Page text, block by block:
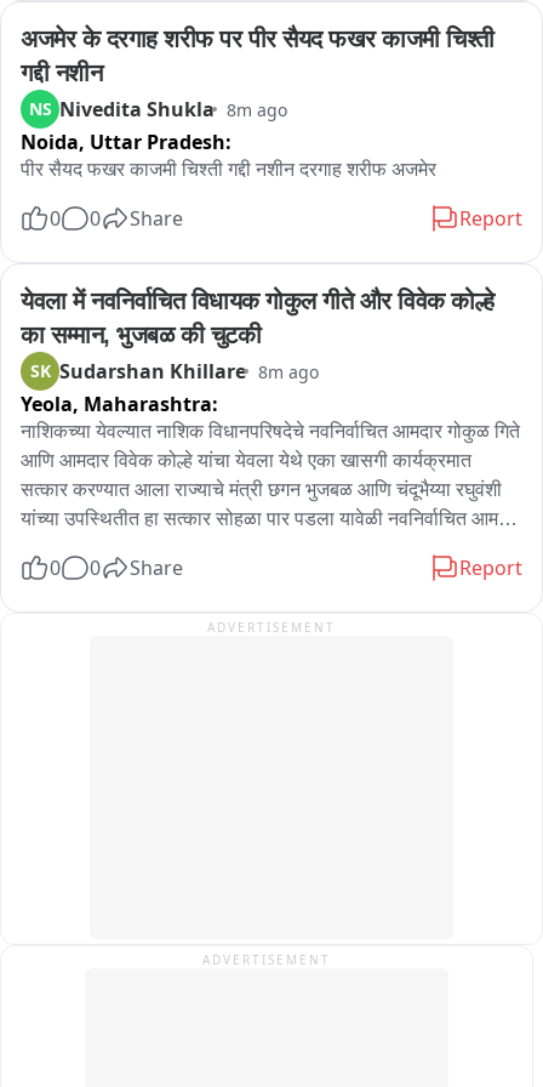
आपको बता दें कि दिल्ली सरकार ने 1 अगस्त को दिल्ली लक्ष्मी योजना पोर्टल
लॉन्च किया था।
दिल्ली सरकार के मुताबिक महिलाओं को इस योजना के तहत पहली किस्त
28 अगस्त रक्षा बंधन के मौके पर सीधे बैंक खाते में ट्रांसफर की जाएगी।
पूरी करने वाली महिलाओं को हर महीने 2500 रुपए देगी।
दिल्ली सरकार ने इस योजना के लिए बजट में 5100 करोड़ रुपए का
प्रावधान किया था।
अजमेर के दरगाह शरीफ पर पीर सैयद फखर काजमी चिश्ती
गद्दी नशीन
NS Nivedita Shukla 8m ago
Noida, Uttar Pradesh:
पीर सैयद फखर काजमी चिश्ती गद्दी नशीन दरगाह शरीफ अजमेर
0 0 Share Report
येवला में नवनिर्वाचित विधायक गोकुल गीते और विवेक कोल्हे
का सम्मान, भुजबळ की चुटकी
SK Sudarshan Khillare 8m ago
Yeola, Maharashtra:
नाशिकच्या येवल्यात नाशिक विधानपरिषदेचे नवनिर्वाचित आमदार गोकुळ गिते
आणि आमदार विवेक कोल्हे यांचा येवला येथे एका खासगी कार्यक्रमात
सत्कार करण्यात आला राज्याचे मंत्री छगन भुजबळ आणि चंदूभैय्या रघुवंशी
यांच्या उपस्थितीत हा सत्कार सोहळा पार पडला यावेळी नवनिर्वाचित आमदार
उपस्थितांचे आभार मानले मी येवलेकरांचे आभार मानतो पाच वेळा मला
निवडून आणले असे वक्तव्य मंत्री छगन भुजबळ यांनी या कार्यक्रमात
0 0 Share Report
ADVERTISEMENT
ADVERTISEMENT